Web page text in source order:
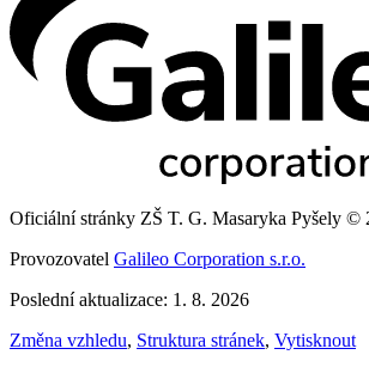
Oficiální stránky ZŠ T. G. Masaryka Pyšely ©
Provozovatel Galileo Corporation s.r.o.
Poslední aktualizace: 1. 8. 2026
Změna vzhledu, Struktura stránek, Vytisknout